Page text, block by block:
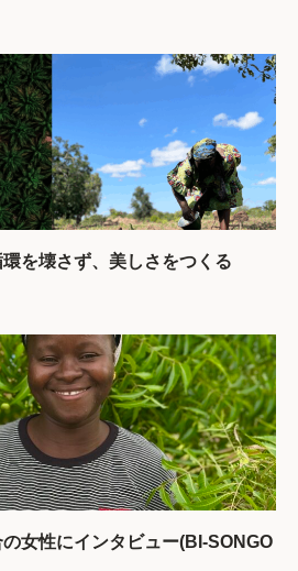
を壊さず、美しさをつくる
女性にインタビュー(BI-SONGO